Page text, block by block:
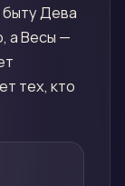
быту Дева
а Весы —
тех, кто